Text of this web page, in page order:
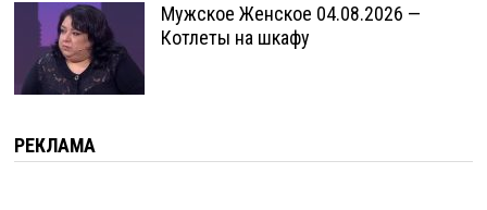
Мужское Женское 04.08.2026 —
Котлеты на шкафу
РЕКЛАМА